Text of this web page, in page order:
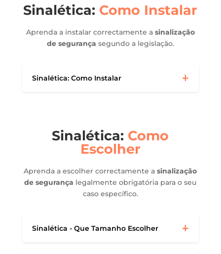
Sinalética: Como Instalar
Aprenda a instalar correctamente a sinalização
de segurança segundo a legislação.
Sinalética: Como Instalar
Sinalética: Como
Escolher
Aprenda a escolher correctamente asinalização
de segurança legalmente obrigatória para o seu
caso específico.
Sinalética - Que Tamanho Escolher